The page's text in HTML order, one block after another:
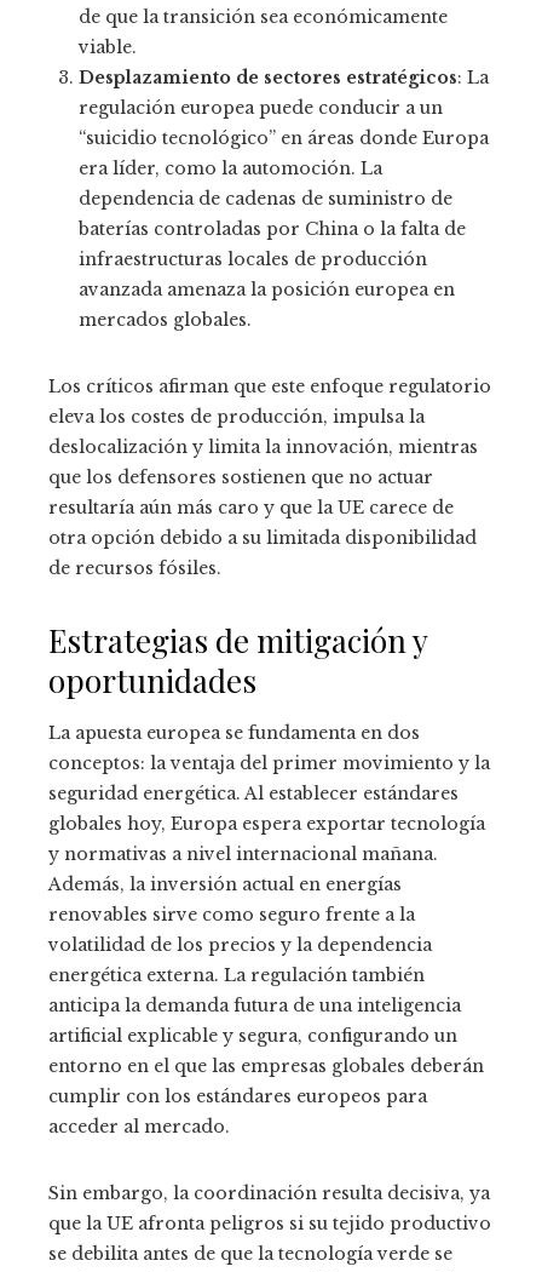
de que la transición sea económicamente
viable.
Desplazamiento de sectores estratégicos: La
regulación europea puede conducir a un
“suicidio tecnológico” en áreas donde Europa
era líder, como la automoción. La
dependencia de cadenas de suministro de
baterías controladas por China o la falta de
infraestructuras locales de producción
avanzada amenaza la posición europea en
mercados globales.
Los críticos afirman que este enfoque regulatorio
eleva los costes de producción, impulsa la
deslocalización y limita la innovación, mientras
que los defensores sostienen que no actuar
resultaría aún más caro y que la UE carece de
otra opción debido a su limitada disponibilidad
de recursos fósiles.
Estrategias de mitigación y
oportunidades
La apuesta europea se fundamenta en dos
conceptos: la ventaja del primer movimiento y la
seguridad energética. Al establecer estándares
globales hoy, Europa espera exportar tecnología
y normativas a nivel internacional mañana.
Además, la inversión actual en energías
renovables sirve como seguro frente a la
volatilidad de los precios y la dependencia
energética externa. La regulación también
anticipa la demanda futura de una inteligencia
artificial explicable y segura, configurando un
entorno en el que las empresas globales deberán
cumplir con los estándares europeos para
acceder al mercado.
Sin embargo, la coordinación resulta decisiva, ya
que la UE afronta peligros si su tejido productivo
se debilita antes de que la tecnología verde se